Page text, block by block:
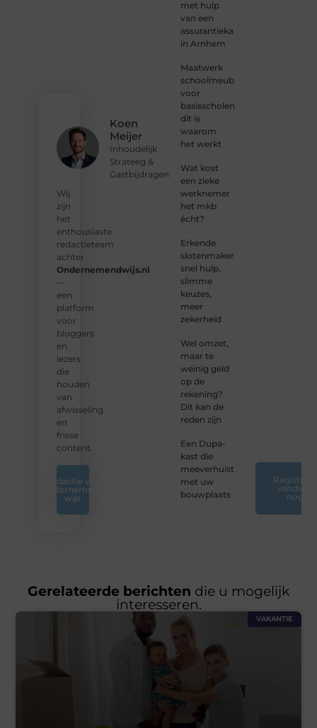
Koen
Meijer
Inhoudelijk
Strateeg &
Gastbijdragen
Wij
zijn
het
enthousiaste
redactieteam
achter
Ondernemendwijs.nl
—
een
platform
voor
bloggers
en
lezers
die
houden
van
afwisseling
en
frisse
content.
Redactie van
Ondernemend
wijs
met hulp
van een
assurantiekantoor
in Arnhem
Maatwerk
schoolmeubilair
voor
basisscholen:
dit is
waarom
het werkt
Wat kost
een zieke
werknemer
het mkb
écht?
Erkende
slotenmakers:
snel hulp,
slimme
keuzes,
meer
zekerheid
Wel omzet,
maar te
weinig geld
op de
rekening?
Dit kan de
reden zijn
Een Dupa-
kast die
meeverhuist
met uw
bouwplaats
Registreer
vandaag
nog
Gerelateerde berichten die u mogelijk
interesseren.
VAKANTIE